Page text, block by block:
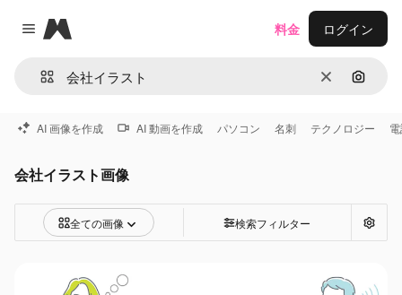
Close menu
Magnific
消去 画像で
料金 ログイン
AI 画像を作成 AI 動画を作成 パソコン 名刺 テクノロジー
会社イラスト画像
全ての画像 検索フィルター